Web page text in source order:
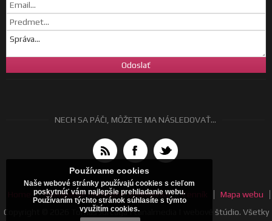
NECH SA PÁČI, MÔŽETE MA NÁSLEDOVAŤ...
Všeobecné obchodné podmienky Cenník
Mapa webu
Copyright © 2026 Tomáš Jurčaga | canalmedia | webové štúdio. Všetky
Používame cookies
Naše webové stránky používajú cookies s cieľom
poskytnúť vám najlepšie prehliadanie webu.
Používaním týchto stránok súhlasíte s týmto
využitím cookies.